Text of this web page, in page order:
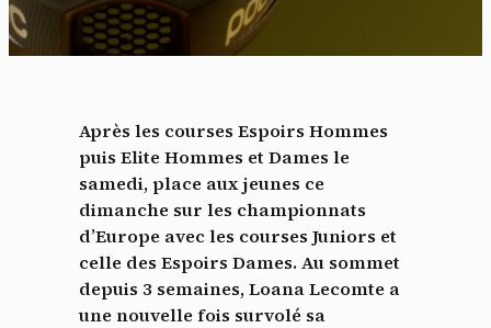
Après les courses Espoirs Hommes
puis Elite Hommes et Dames le
samedi, place aux jeunes ce
dimanche sur les championnats
d’Europe avec les courses Juniors et
celle des Espoirs Dames. Au sommet
depuis 3 semaines, Loana Lecomte a
une nouvelle fois survolé sa